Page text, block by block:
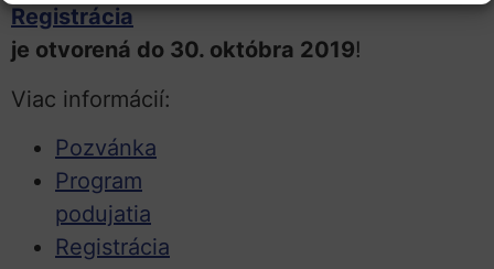
Registrácia
je otvorená do 30. októbra 2019!
Viac informácií:
Pozvánka
Program
podujatia
Registrácia